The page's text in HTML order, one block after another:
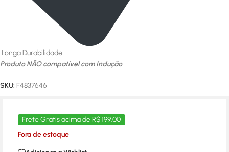
Longa Durabilidade
Produto NÃO compatível com Indução
SKU: F4837646
Frete Grátis acima de R$ 199,00
Fora de estoque